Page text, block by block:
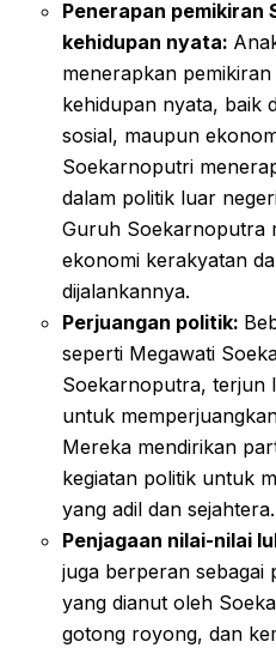
Penerapan pemikiran
kehidupan nyata:
menerapkan
kehidupan nyata, baik
sosial, maupun
Soekarnoputri
dalam politik luar
Guruh Soekarnoputra
ekonomi kerakyatan
dijalankannya.
Perjuangan politik:
seperti Megawati
Soekarnoputra, terjun
untuk
Mereka mendirikan
kegiatan politik untuk
yang adil dan sejahtera.
Penjagaan nilai-nilai
juga berperan sebagai
yang dianut oleh
gotong royong, dan